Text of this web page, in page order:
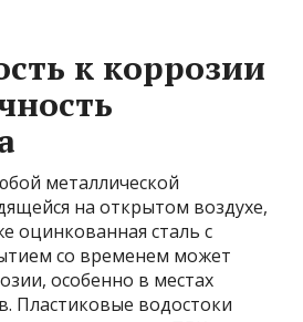
к коррозии
металлической
на открытом воздухе,
оцинкованная сталь с
со временем может
особенно в местах
Пластиковые водостоки